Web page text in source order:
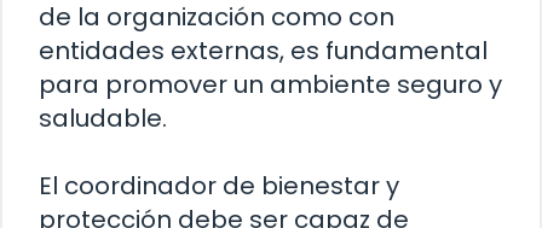
de la organización como con
entidades externas, es fundamental
para promover un ambiente seguro y
saludable.
El coordinador de bienestar y
protección debe ser capaz de